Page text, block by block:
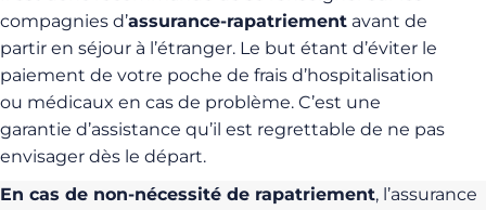
compagnies d’assurance-rapatriement avant de
partir en séjour à l’étranger. Le but étant d’éviter le
paiement de votre poche de frais d’hospitalisation
ou médicaux en cas de problème. C’est une
garantie d’assistance qu’il est regrettable de ne pas
envisager dès le départ.
En cas de non-nécessité de rapatriement, l’assurance